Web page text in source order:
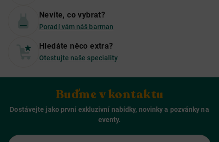
Nevíte, co vybrat?
Poradí vám náš barman
Hledáte něco extra?
Otestujte naše speciality
Buďme v kontaktu
Dostávejte jako první exkluzivní nabídky, novinky a pozvánky na
eventy.